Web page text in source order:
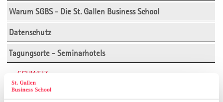
Warum SGBS - Die St. Gallen Business School
Datenschutz
Tagungsorte - Seminarhotels
SCHWEIZ
Giardino Mountain Hotel, Champfer